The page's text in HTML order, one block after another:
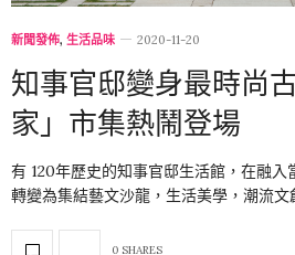
新聞發佈, 生活品味 2020-11-20
知事官邸變身最時尚
家」市集熱鬧登場
有 120年歷史的知事官邸生活館，在融
轉變為集結藝文沙龍，生活美學，潮流文
0 SHARES